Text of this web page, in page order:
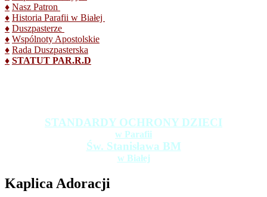
♦ Nasz Patron
♦ Historia Parafii w Białej
♦ Duszpasterze
♦ Wspólnoty Apostolskie
♦ Rada Duszpasterska
♦ STATUT PAR.R.D
STANDARDY OCHRONY DZIECI
w Parafii
Św. Stanisława BM
w Białej
Kaplica Adoracji